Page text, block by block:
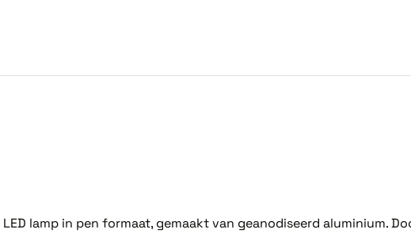
lamp in pen formaat, gemaakt van geanodiseerd aluminium.